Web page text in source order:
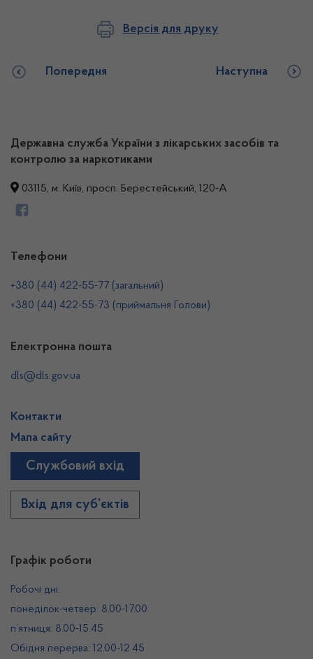
Версія для друку
Попередня Наступна
Державна служба України з лікарських засобів та
контролю за наркотиками
03115, м. Київ, просп. Берестейський, 120-А
Графік роботи
Робочі дні:
понеділок-четвер: 8.00-17.00
п’ятниця: 8.00-15.45
Обідня перерва: 12.00-12.45
Телефони
+380 (44) 422-55-77 (загальний)
+380 (44) 422-55-73 (приймальня Голови)
Електронна пошта
dls@dls.gov.ua
Контакти
Мапа сайту
Службовий вхід
Вхід для суб’єктів